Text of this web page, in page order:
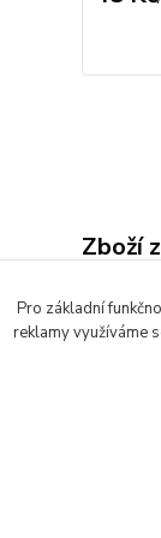
Zboží
Pro základní
reklamy využíváme